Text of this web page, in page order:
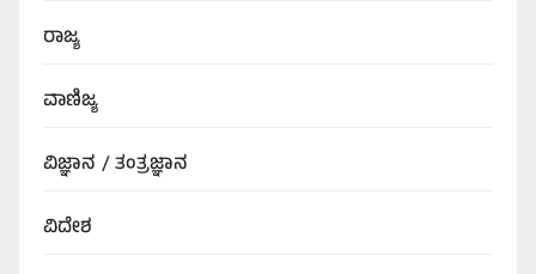
ರಾಜ್ಯ
ವಾಣಿಜ್ಯ
ವಿಜ್ಞಾನ / ತಂತ್ರಜ್ಞಾನ
ವಿದೇಶ